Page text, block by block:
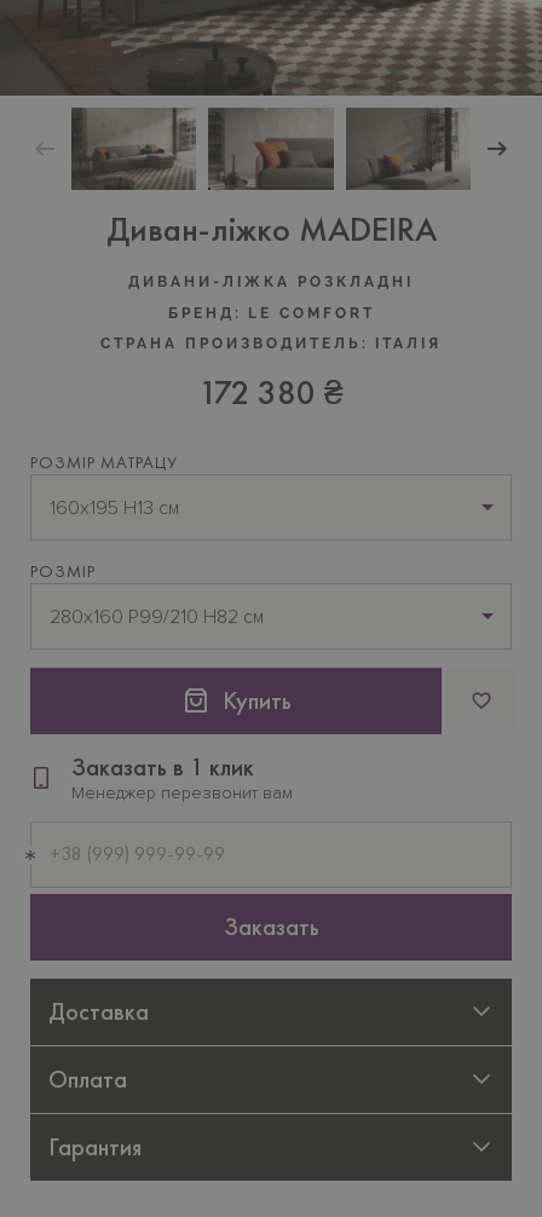
Диван-ліжко MADEIRA
ДИВАНИ-ЛІЖКА РОЗКЛАДНІ
БРЕНД:
LE COMFORT
СТРАНА ПРОИЗВОДИТЕЛЬ:
ІТАЛІЯ
172 380 ₴
РОЗМІР МАТРАЦУ
160х195 H13 см
РОЗМІР
280x160 P99/210 H82 см
Купить
Заказать в 1 клик
Менеджер перезвонит вам
телефон
Заказать
Доставка
Оплата
Гарантия